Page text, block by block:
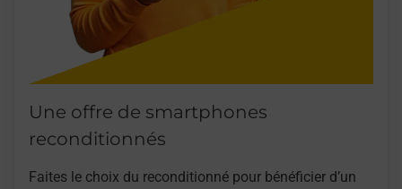
Une offre de smartphones
reconditionnés
Faites le choix du reconditionné pour bénéficier d’un